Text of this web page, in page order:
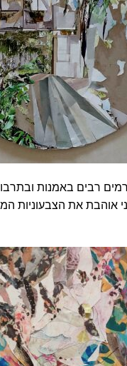
הקולאז' בזרמים רבים
אוהבת את הצבעוניות